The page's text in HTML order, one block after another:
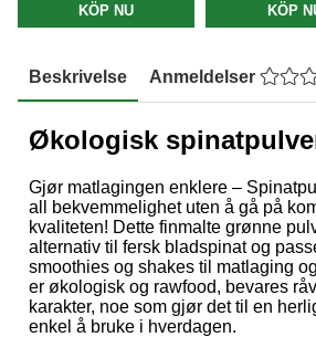
KÖP NU
KÖP
Beskrivelse Anmeldelser
Økologisk
Gjør matlagingen enklere –
all bekvemmelighet uten å gå på
kvaliteten! Dette finmalte grønne
alternativ til fersk bladspinat og
smoothies og shakes til matlaging
er økologisk og rawfood, bevares
karakter, noe som gjør det til en
enkel å bruke i hverdagen.